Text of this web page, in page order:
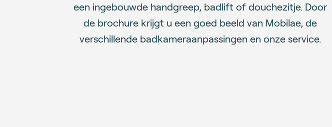
een ingebouwde handgreep, badlift of douchezitje. Door
de brochure krijgt u een goed beeld van Mobilae, de
verschillende badkameraanpassingen en onze service.